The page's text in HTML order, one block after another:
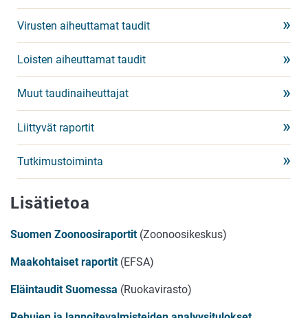
Virusten aiheuttamat taudit
Loisten aiheuttamat taudit
Muut taudinaiheuttajat
Liittyvät raportit
Tutkimustoiminta
Lisätietoa
Suomen Zoonoosiraportit(Zoonoosikeskus)
Maakohtaiset raportit(EFSA)
Eläintaudit Suomessa (Ruokavirasto)